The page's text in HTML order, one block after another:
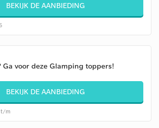
BEKIJK DE AANBIEDING
Ga voor deze Glamping toppers!
BEKIJK DE AANBIEDING
t/m